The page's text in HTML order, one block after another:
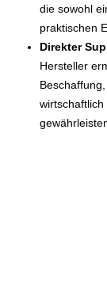
die sowohl
praktischen
Direkter
Hersteller